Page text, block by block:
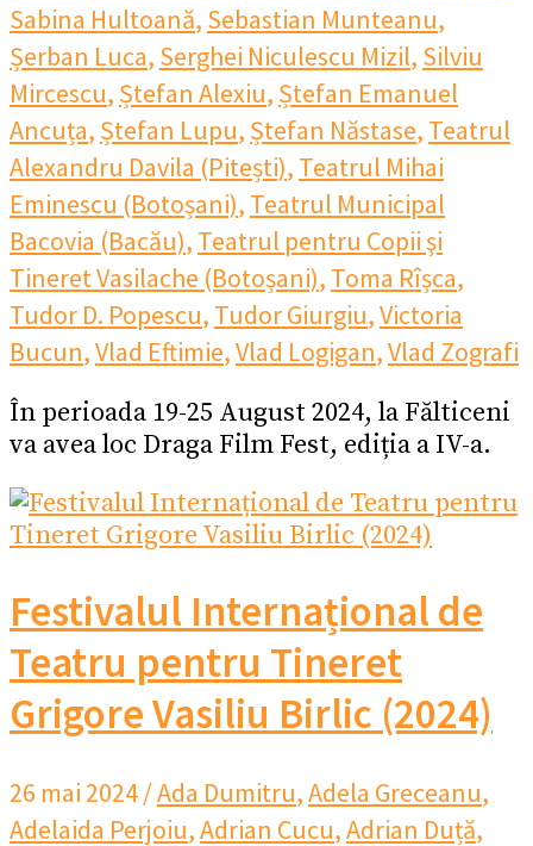
Sabina Hultoană, Sebastian Munteanu,
Șerban Luca, Serghei Niculescu Mizil, Silviu
Mircescu, Ștefan Alexiu, Ștefan Emanuel
Ancuța, Ștefan Lupu, Ștefan Năstase, Teatrul
Alexandru Davila (Pitești), Teatrul Mihai
Eminescu (Botoșani), Teatrul Municipal
Bacovia (Bacău), Teatrul pentru Copii şi
Tineret Vasilache (Botoșani), Toma Rîșca,
Tudor D. Popescu, Tudor Giurgiu,Victoria
Bucun,Vlad Eftimie,Vlad Logigan,Vlad Zografi
În perioada 19-25 August 2024, la Fălticeni
va avea loc Draga Film Fest, ediția a IV-a.
Festivalul Internațional de
Teatru pentru Tineret
Grigore Vasiliu Birlic (2024)
26 mai 2024/Ada Dumitru,Adela Greceanu,
Adelaida Perjoiu,Adrian Cucu,Adrian Duță,